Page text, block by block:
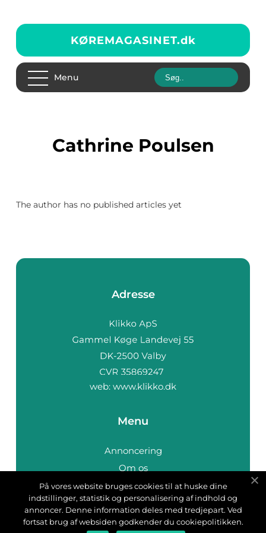
KØREMAGASINET.dk
Menu
Cathrine Poulsen
The author has no published articles yet
Adresse
web: www.klikko.dk
Menu
Annoncering
Om os
Cookies
Kontakt os
Sitemap
På vores website bruges cookies til at huske dine
indstillinger, statistik og personalisering af indhold og
annoncer. Denne information deles med tredjepart. Ved
fortsat brug af websiden godkender du cookiepolitikken.